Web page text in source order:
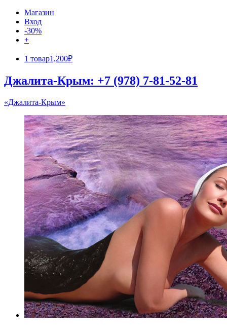
Магазин
Вход
-30%
+
1 товар1,200₽
Джалита-Крым: +7 (978) 7-81-52-81
«Джалита-Крым»